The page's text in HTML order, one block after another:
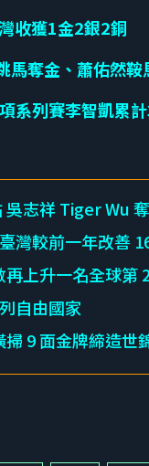
收獲1金2銀2銅
馬奪金、蕭佑然鞍
系列賽李智凱累
吳志祥 Tiger Wu
灣較前一年改善
上升一名全球第
自由國家
9 面金牌締造世